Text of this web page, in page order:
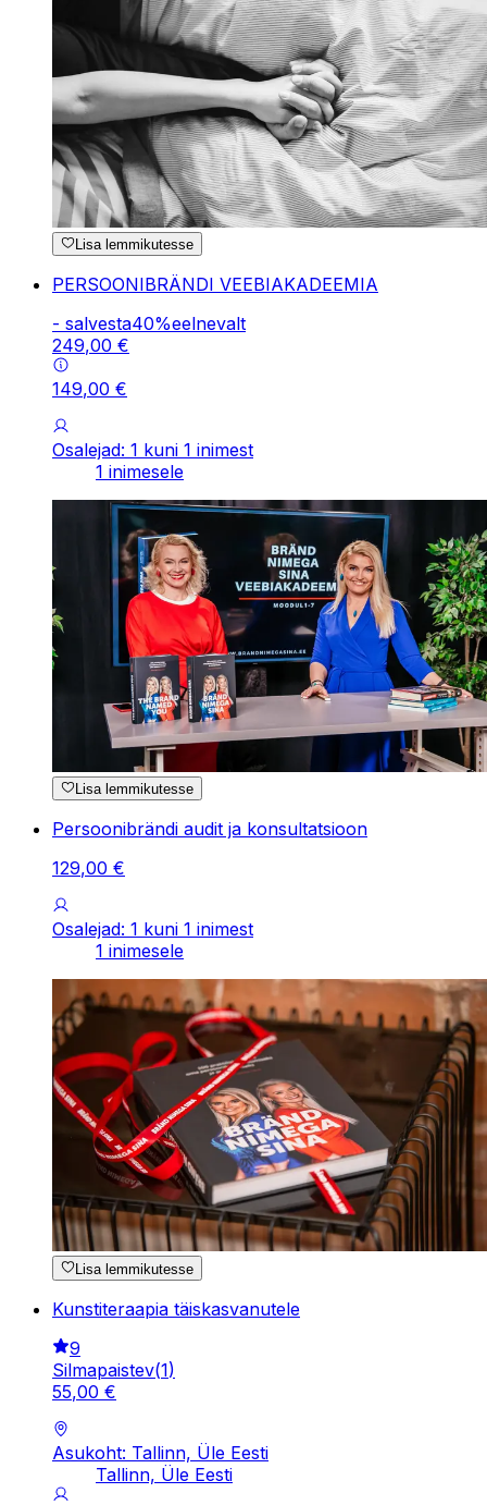
Lisa lemmikutesse
PERSOONIBRÄNDI VEEBIAKADEEMIA
- salvesta40%eelnevalt
249,00 €
149,00 €
Osalejad: 1 kuni 1 inimest
1 inimesele
Lisa lemmikutesse
Persoonibrändi audit ja konsultatsioon
129,00 €
Osalejad: 1 kuni 1 inimest
1 inimesele
Lisa lemmikutesse
Kunstiteraapia täiskasvanutele
9
Silmapaistev(1)
55,00 €
Asukoht: Tallinn, Üle Eesti
Tallinn, Üle Eesti